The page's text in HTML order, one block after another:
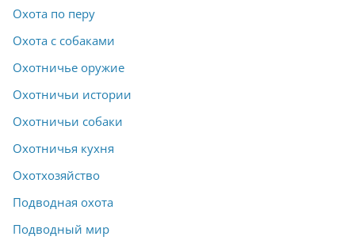
Охота по перу
Охота с собаками
Охотничье оружие
Охотничьи истории
Охотничьи собаки
Охотничья кухня
Охотхозяйство
Подводная охота
Подводный мир